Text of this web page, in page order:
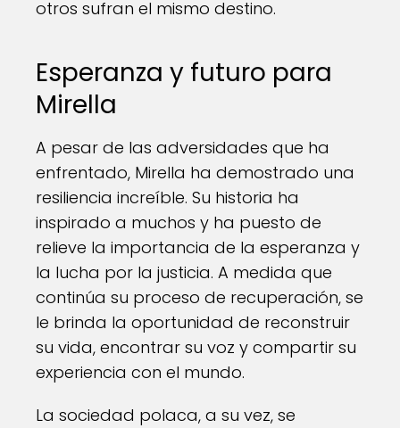
otros sufran el mismo destino.
Esperanza y futuro para
Mirella
A pesar de las adversidades que ha
enfrentado, Mirella ha demostrado una
resiliencia increíble. Su historia ha
inspirado a muchos y ha puesto de
relieve la importancia de la esperanza y
la lucha por la justicia. A medida que
continúa su proceso de recuperación, se
le brinda la oportunidad de reconstruir
su vida, encontrar su voz y compartir su
experiencia con el mundo.
La sociedad polaca, a su vez, se